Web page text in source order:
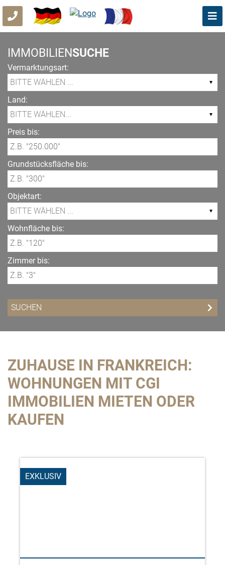
IMMOBILIENSUCHE
Vermarktungsart:
Land:
Preis bis:
Grundstücksfläche bis:
Objektart:
Wohnfläche bis:
Zimmer bis:
ZUHAUSE IN FRANKREICH:
WOHNUNGEN MIT CGI
IMMOBILIEN MIETEN ODER
KAUFEN
EXKLUSIV